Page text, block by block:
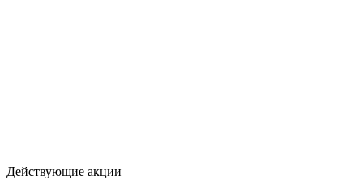
Действующие акции